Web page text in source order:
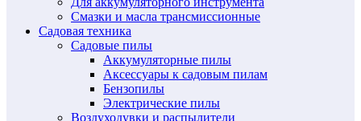
Смазки и масла трансмиссионные
Садовая техника
Садовые пилы
Аккумуляторные пилы
Аксессуары к садовым пилам
Бензопилы
Электрические пилы
Воздуходувки и распылители